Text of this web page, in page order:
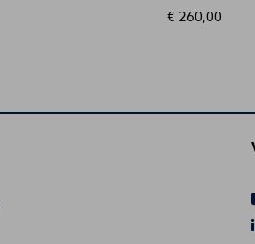
€ 260,00